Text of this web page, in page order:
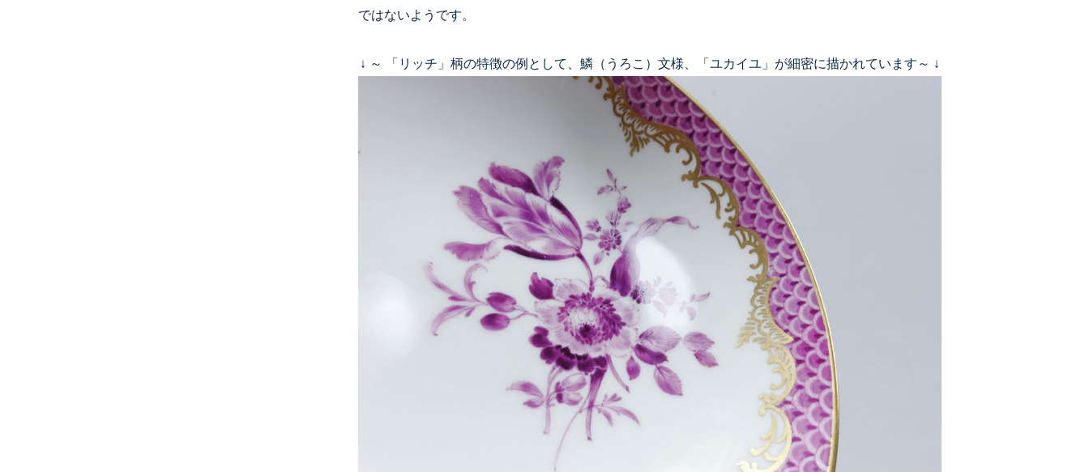
ではないようです。
↓ ～ 「リッチ」柄の特徴の例として、鱗（うろこ）文様、「ユカイユ」が細密に描かれています～ ↓